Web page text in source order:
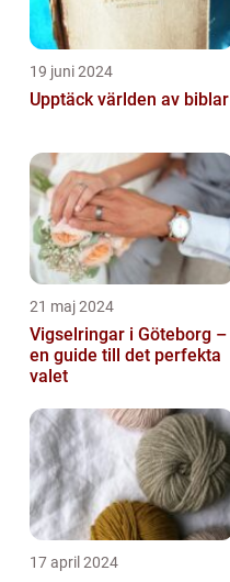
19 juni 2024
Upptäck världen av biblar
21 maj 2024
Vigselringar i Göteborg –
en guide till det perfekta
valet
17 april 2024